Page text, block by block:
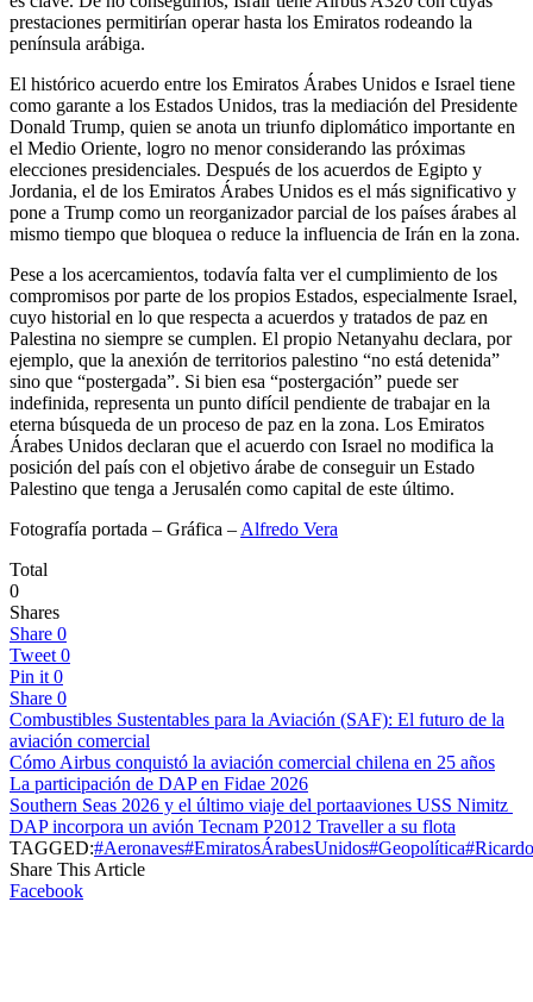
prestaciones permitirían operar hasta los Emiratos rodeando la
península arábiga.
El histórico acuerdo entre los Emiratos Árabes Unidos e Israel tiene
como garante a los Estados Unidos, tras la mediación del Presidente
Donald Trump, quien se anota un triunfo diplomático importante en
el Medio Oriente, logro no menor considerando las próximas
elecciones presidenciales. Después de los acuerdos de Egipto y
Jordania, el de los Emiratos Árabes Unidos es el más significativo y
pone a Trump como un reorganizador parcial de los países árabes al
mismo tiempo que bloquea o reduce la influencia de Irán en la zona.
Pese a los acercamientos, todavía falta ver el cumplimiento de los
compromisos por parte de los propios Estados, especialmente Israel,
cuyo historial en lo que respecta a acuerdos y tratados de paz en
Palestina no siempre se cumplen. El propio Netanyahu declara, por
ejemplo, que la anexión de territorios palestino “no está detenida”
sino que “postergada”. Si bien esa “postergación” puede ser
indefinida, representa un punto difícil pendiente de trabajar en la
eterna búsqueda de un proceso de paz en la zona. Los Emiratos
Árabes Unidos declaran que el acuerdo con Israel no modifica la
posición del país con el objetivo árabe de conseguir un Estado
Palestino que tenga a Jerusalén como capital de este último.
Fotografía portada – Gráfica – Alfredo Vera
Total
0
Shares
Share 0
Tweet 0
Pin it 0
Share 0
Combustibles Sustentables para la Aviación (SAF): El futuro de la
aviación comercial
Cómo Airbus conquistó la aviación comercial chilena en 25 años
La participación de DAP en Fidae 2026
Southern Seas 2026 y el último viaje del portaaviones USS Nimitz
DAP incorpora un avión Tecnam P2012 Traveller a su flota
TAGGED:#Aeronaves#EmiratosÁrabesUnidos#Geopolítica
Share This Article
Facebook